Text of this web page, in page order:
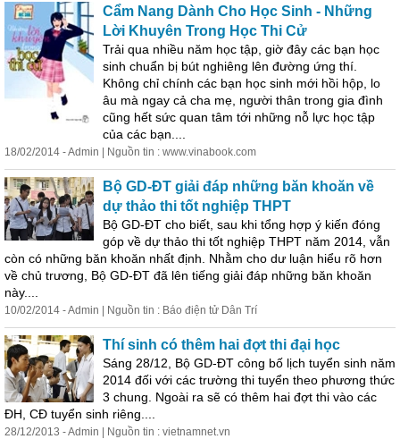
Cẩm Nang Dành Cho Học Sinh - Những
Lời Khuyên Trong Học Thi Cử
Trải qua nhiều năm học tập, giờ đây các bạn học
sinh chuẩn bị bút nghiêng lên đường ứng thí.
Không chỉ chính các bạn học sinh mới hồi hộp, lo
âu mà ngay cả cha mẹ, người thân trong gia đình
cũng hết sức quan tâm tới những nỗ lực học tập
của các bạn....
18/02/2014 - Admin | Nguồn tin : www.vinabook.com
Bộ GD-ĐT giải đáp những băn khoăn về
dự thảo thi tốt nghiệp THPT
Bộ GD-ĐT cho biết, sau khi tổng hợp ý kiến đóng
góp về dự thảo thi tốt nghiệp THPT năm 2014, vẫn
còn có những băn khoăn nhất định. Nhằm cho dư luận hiểu rõ hơn
về chủ trương, Bộ GD-ĐT đã lên tiếng giải đáp những băn khoăn
này....
10/02/2014 - Admin | Nguồn tin : Báo điện tử Dân Trí
Thí sinh có thêm hai đợt thi đại học
Sáng 28/12, Bộ GD-ĐT công bố lịch tuyển sinh năm
2014 đối với các trường thi tuyển theo phương thức
3 chung. Ngoài ra sẽ có thêm hai đợt thi vào các
ĐH, CĐ tuyển sinh riêng....
28/12/2013 - Admin | Nguồn tin : vietnamnet.vn